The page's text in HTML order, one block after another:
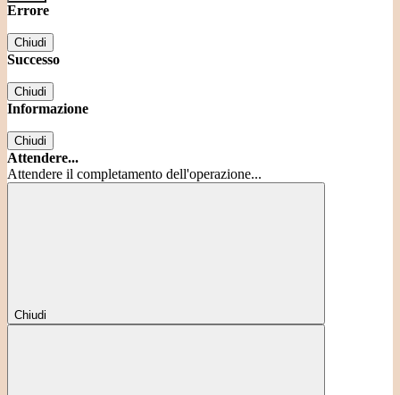
Errore
Chiudi
Successo
Chiudi
Informazione
Chiudi
Attendere...
Attendere il completamento dell'operazione...
Chiudi